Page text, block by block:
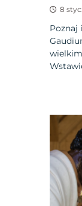
8
Poznaj